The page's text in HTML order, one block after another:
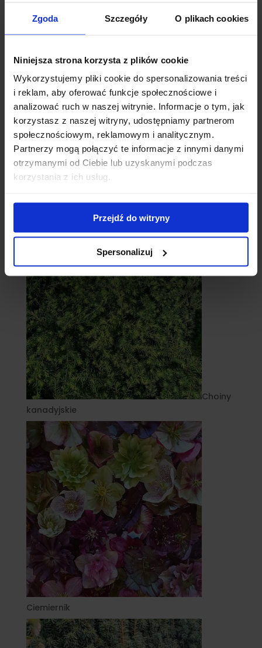
Zgoda Szczegóły O plikach cookies
Niniejsza strona korzysta z plików cookie
Wykorzystujemy pliki cookie do spersonalizowania treści
i reklam, aby oferować funkcje społecznościowe i
analizować ruch w naszej witrynie. Informacje o tym, jak
korzystasz z naszej witryny, udostępniamy partnerom
społecznościowym, reklamowym i analitycznym.
Partnerzy mogą połączyć te informacje z innymi danymi
otrzymanymi od Ciebie lub uzyskanymi podczas
korzystania z ich usług.
Przejdź do witryny
Spersonalizuj
catalpy
Choiny
kanadyjskie
Ciemiernik